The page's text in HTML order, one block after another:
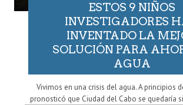
ESTOS 9 NIÑOS
INVESTIGADORES
INVENTADO LA
SOLUCIÓN PARA
AGUA
Vivimos en una crisis del agua. A principios
pronosticó que Ciudad del Cabo se quedaría